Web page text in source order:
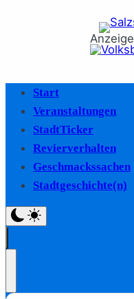
Anzeige
Start
Veranstaltungen
StadtTicker
Revierverhalten
Geschmackssachen
Stadtgeschichte(n)